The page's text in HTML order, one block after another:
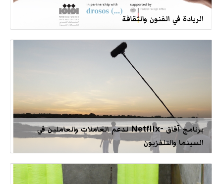
الريادة في الفنون والثقافة
برنامج آفاق -Netflix لدعم العاملات والعاملين في
السينما والتلفزيون